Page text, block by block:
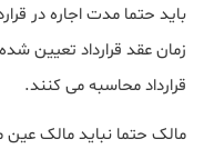
باید حتما مدت اجاره در
زمان عقد قرارداد تعیین
قرارداد محاسبه می کنند.
مالک حتما نباید مالک عین